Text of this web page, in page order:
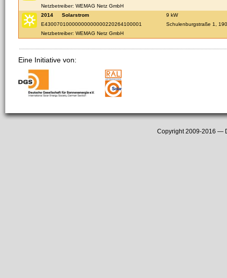
Netzbetreiber: WEMAG Netz GmbH
2014
Solarstrom
9 kW
E43007010000000000000220264100001
Schulenburgstraße 1,
Netzbetreiber: WEMAG Netz GmbH
Eine Initiative von:
Copyright 2009-2016 —